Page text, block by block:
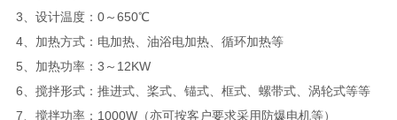
3、设计温度：0～650℃
4、加热方式：电加热、油浴电加热、循环加热等
5、加热功率：3～12KW
6、搅拌形式：推进式、桨式、锚式、框式、螺带式、涡轮式等等
7、搅拌功率：1000W（亦可按客户要求采用防爆电机等）